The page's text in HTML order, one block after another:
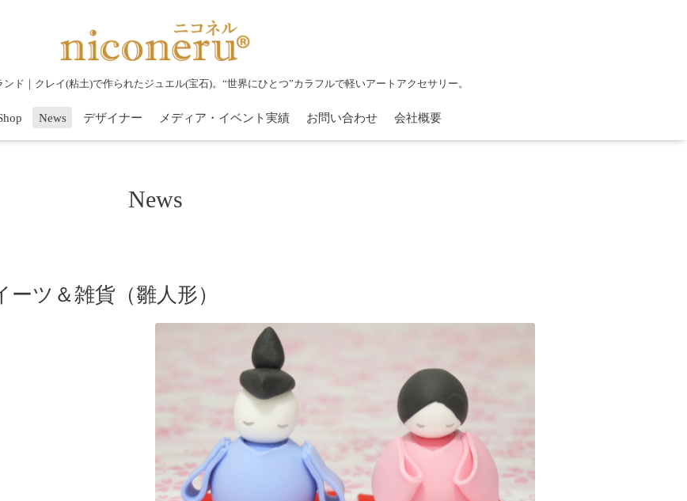
ド｜クレイ(粘土)で作られたジュエル(宝石)。“世界にひとつ”カラフルで軽いアートアクセサリー。
News デザイナー メディア・イベント実績 お問い合わせ 会社概要
News
ツ＆雑貨（雛人形）